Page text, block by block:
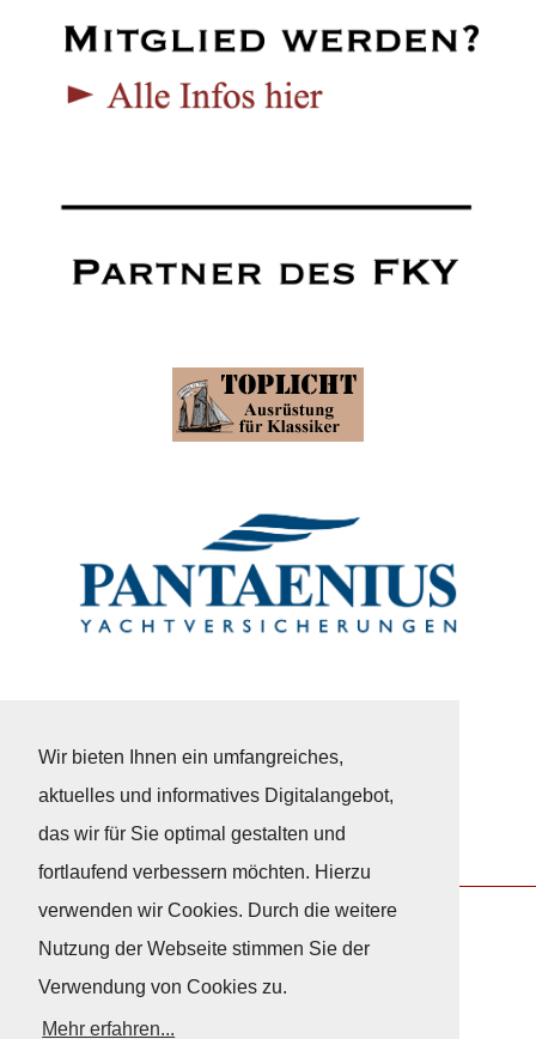
Wir bieten Ihnen ein umfangreiches,
aktuelles und informatives Digitalangebot,
das wir für Sie optimal gestalten und
fortlaufend verbessern möchten. Hierzu
verwenden wir Cookies. Durch die weitere
Nutzung der Webseite stimmen Sie der
Verwendung von Cookies zu.
Mehr erfahren...